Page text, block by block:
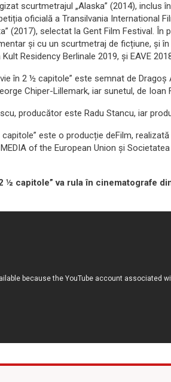
scurtmetrajul „Alaska” (2014), inclus
oficială a Transilvania International
(2017), selectat la Gent Film Festival. În
și cu un scurtmetraj de ficțiune, și
Residency Berlinale 2019, și EAVE
în 2 ½ capitole” este semnat de Dragoș
Chiper-Lillemark, iar sunetul, de Ioan
producător este Radu Stancu, iar
este o producție deFilm,
of the European Union și
½ capitole” va rula în cinematografe